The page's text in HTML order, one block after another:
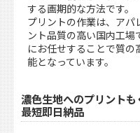
する画期的な方法です。
プリントの作業は、アパ
ント品質の高い国内工場
にお任せすることで質
能となっています。
濃色生地へのプリント
最短即日納品